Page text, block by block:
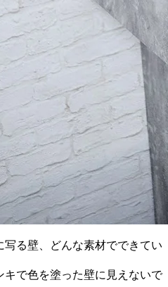
る壁、どんな素材でできてい
キで色を塗った壁に見えないで